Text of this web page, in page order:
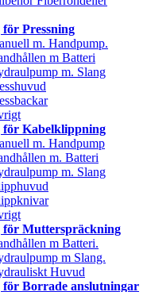
Pressning
m. Handpump.
m Batteri
m. Slang
för Kabelklippning
m. Handpump
m. Batteri
m. Slang
för Mutterspräckning
m Batteri.
m Slang.
Huvud
Borrade anslutningar